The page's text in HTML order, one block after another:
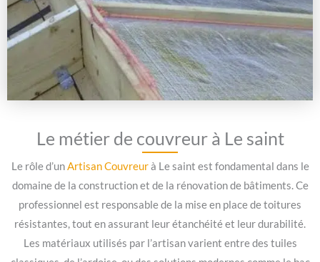
Le métier de couvreur à Le saint
Le rôle d’unArtisan Couvreurà Le saint est fondamental dans le
domaine de la construction et de la rénovation de bâtiments. Ce
professionnel est responsable de la mise en place de toitures
résistantes, tout en assurant leur étanchéité et leur durabilité.
Les matériaux utilisés par l’artisan varient entre des tuiles